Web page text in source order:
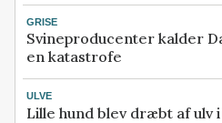
GRISE
Svineproducenter kalder
en katastrofe
ULVE
Lille hund blev dræbt af ulv